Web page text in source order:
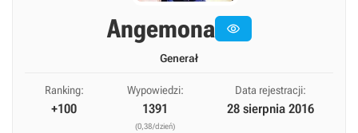
Angemona 
Generał
Ranking:
+100
Wypowiedzi:
1391
(0,38/dzień)
Data rejestracji:
28 sierpnia 2016